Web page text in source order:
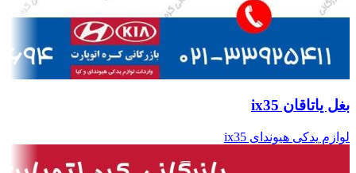
بغل یاتاقان ix35
لوازم یدکی هیوندای ix35